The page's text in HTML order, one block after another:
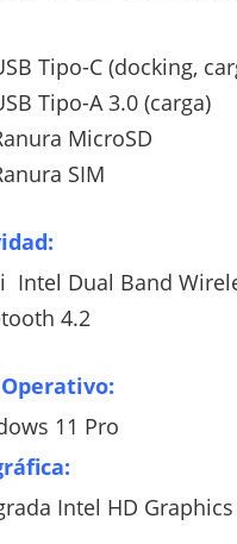
Tipo-C (docking,
Tipo-A 3.0 (carga)
MicroSD
SIM
Intel Dual Band
4.2
11 Pro
Intel HD Graphics